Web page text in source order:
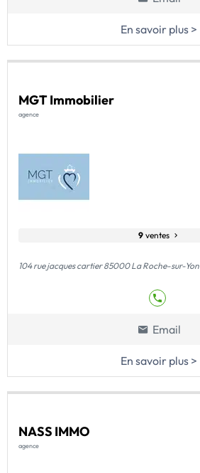
En savoir plus >
MGT Immobilier
agence
9ventes
104 rue jacques cartier 85000 La Roche-sur-Yon
Email
En savoir plus >
NASS IMMO
agence